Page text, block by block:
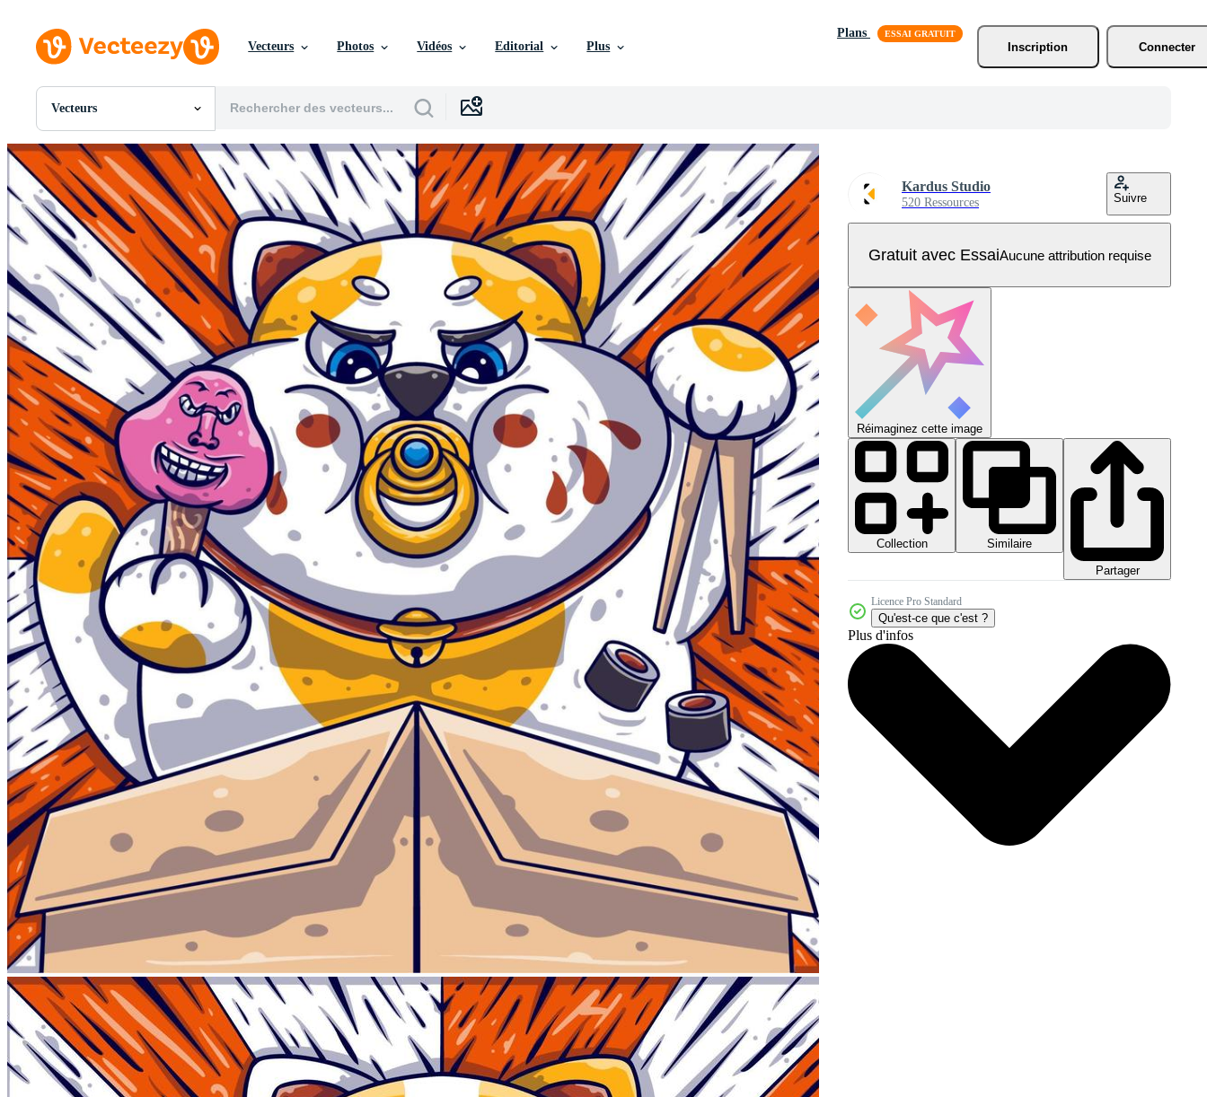
Vecteurs Photos Vidéos Editorial Plus
Plans
Inscription
Connecter
Vecteurs
Toutes Images
Photos
PNGs
PSDs
SVGs
Modèles
Vecteurs
Vidéos
Motion graphics
Images Éditoriales
Événements Éditoriaux
Kardus Studio
520 Ressources Suivre
Gratuit avec EssaiAucune attribution requise
Réimaginez cette image
Collection
Similaire
Partager
Licence Pro Standard
Qu'est-ce que c'est ?
Plus d'infos